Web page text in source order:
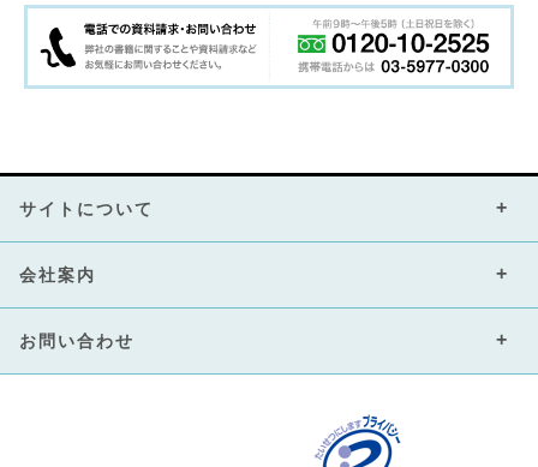
サイトについて
会社案内
お問い合わせ